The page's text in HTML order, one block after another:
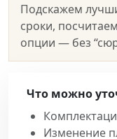
Подскажем
сроки,
опции — без
Что можно
Изменение